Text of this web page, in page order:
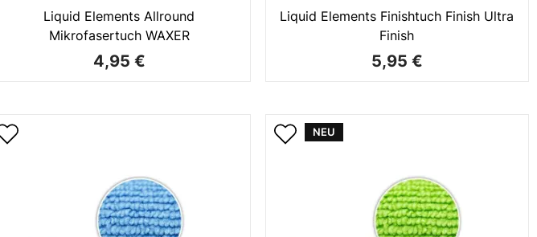
Liquid Elements Allround
Mikrofasertuch WAXER
4,95 €
Liquid Elements Finishtuch Finish Ultra
Finish
5,95 €
NEU